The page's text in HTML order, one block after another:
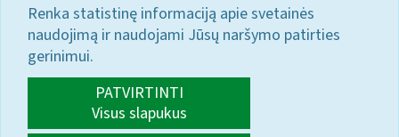
Renka statistinę informaciją apie svetainės
naudojimą ir naudojami Jūsų naršymo patirties
gerinimui.
PATVIRTINTI
Visus slapukus